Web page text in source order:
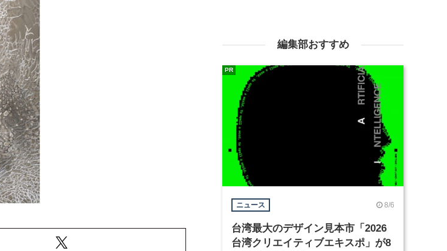
編集部おすすめ
ニュース 8/6
台湾最大のデザイン見本市「2026
台湾クリエイティブエキスポ」が8
PR